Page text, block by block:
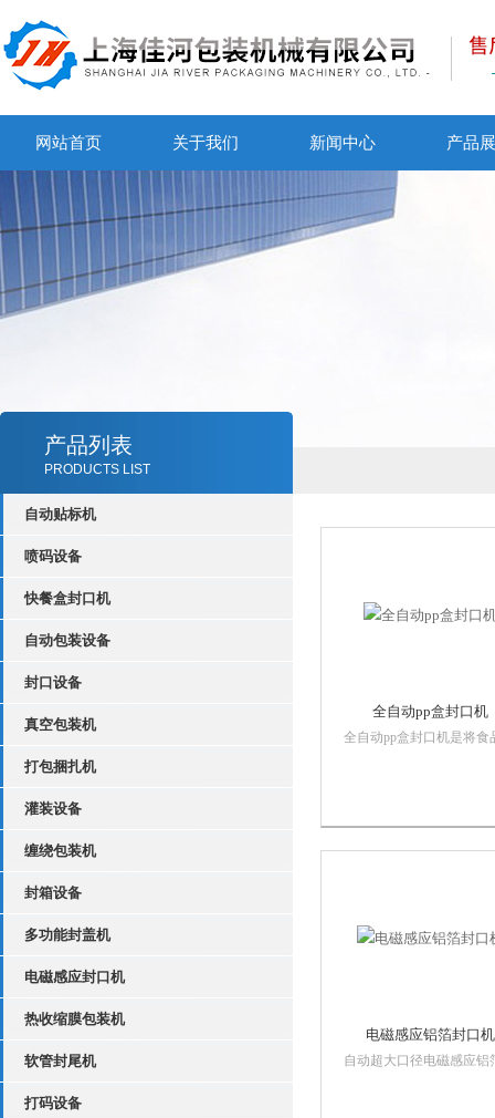
网站首页 关于我们 新闻中心 产品
产品列表
PRODUCTS LIST
自动贴标机
喷码设备
快餐盒封口机
自动包装设备
封口设备
真空包装机
打包捆扎机
灌装设备
缠绕包装机
封箱设备
多功能封盖机
电磁感应封口机
热收缩膜包装机
软管封尾机
打码设备
全自动pp盒封口机
全自动pp盒封口机是将食
电磁感应铝箔封口机
自动超大口径电磁感应铝